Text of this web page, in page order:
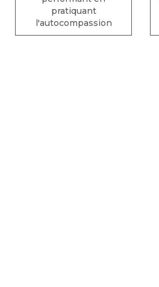
pratiquant
l'autocompassion